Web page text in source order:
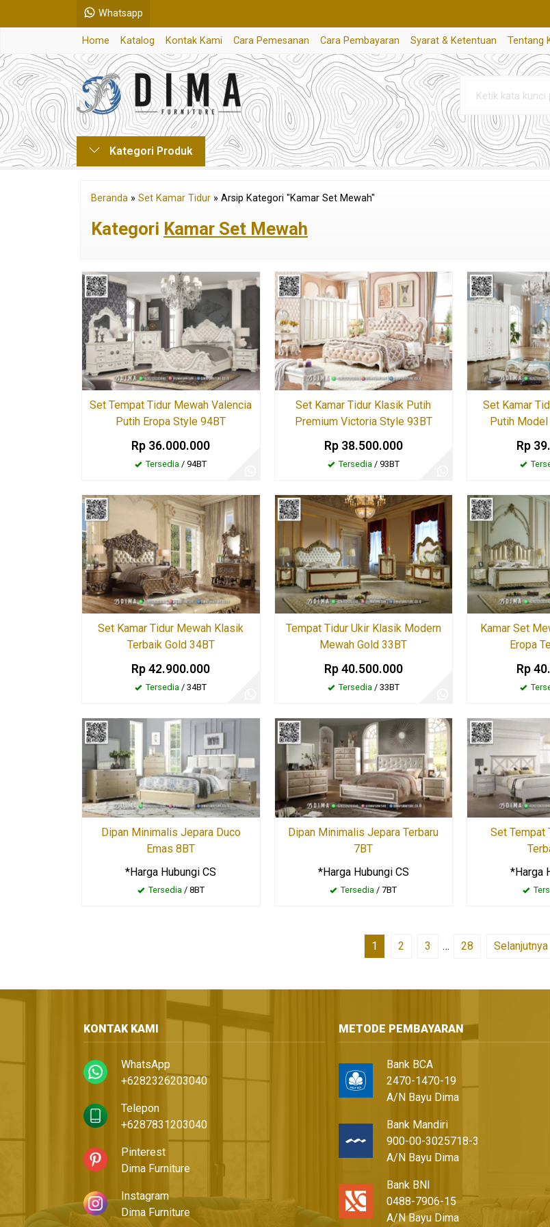
Whatsapp
Home Katalog Kontak Kami Cara Pemesanan Cara Pembayaran Syarat & Ketentuan Tentang
Kategori Produk
Beranda » Set Kamar Tidur » Arsip Kategori "Kamar Set Mewah"
Kategori Kamar Set Mewah
Set Tempat Tidur Mewah Valencia
Putih Eropa Style 94BT
Rp 36.000.000
Tersedia / 94BT
Set Kamar Tidur Klasik Putih
Premium Victoria Style 93BT
Rp 38.500.000
Tersedia/ 93BT
Set Kamar
Putih
Rp
Set Kamar Tidur Mewah Klasik
Terbaik Gold 34BT
Rp 42.900.000
Tersedia / 34BT
Tempat Tidur Ukir Klasik Modern
Mewah Gold 33BT
Rp 40.500.000
Tersedia/ 33BT
Kamar Set
Eropa
Rp
Dipan Minimalis Jepara Duco
Emas 8BT
*Harga Hubungi CS
Tersedia/ 8BT
Dipan Minimalis Jepara Terbaru
7BT
*Harga Hubungi CS
Tersedia / 7BT
Set Tempat
*Harga
1 2 3 … 28 Selanjutnya
KONTAK KAMI
WhatsApp
+6282326203040
Telepon
+6287831203040
Pinterest
Dima Furniture
Instagram
Dima Furniture
METODE PEMBAYARAN
Bank BCA
2470-1470-19
A/N Bayu Dima
Bank Mandiri
900-00-3025718-3
A/N Bayu Dima
Bank BNI
0488-7906-15
A/N Bayu Dima